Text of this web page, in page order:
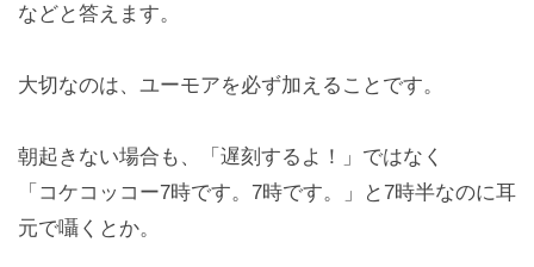
などと答えます。
大切なのは、ユーモアを必ず加えることです。
朝起きない場合も、「遅刻するよ！」ではなく
「コケコッコー7時です。7時です。」と7時半なのに耳
元で囁くとか。